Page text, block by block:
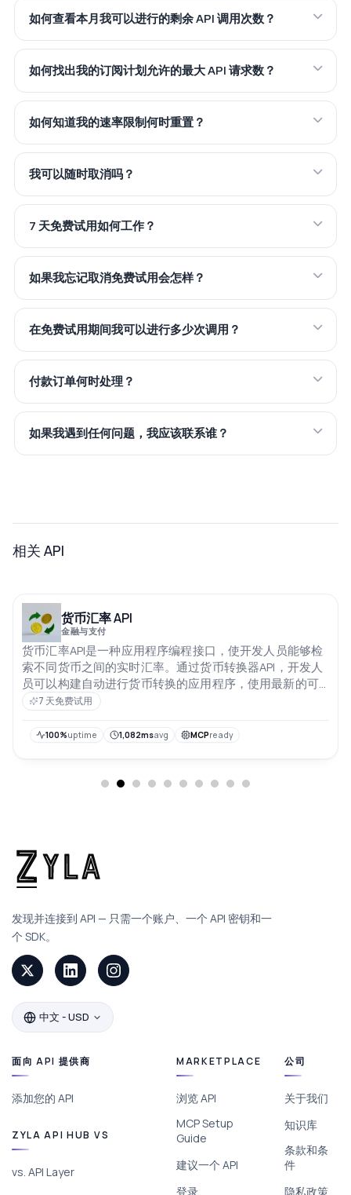
如何查看本月我可以进行的剩余 API 调用次数？
如何找出我的订阅计划允许的最大 API 请求数？
如何知道我的速率限制何时重置？
我可以随时取消吗？
7 天免费试用如何工作？
如果我忘记取消免费试用会怎样？
在免费试用期间我可以进行多少次调用？
付款订单何时处理？
如果我遇到任何问题，我应该联系谁？
相关 API
货币汇率 API
金融与支付
货币汇率API是一种应用程序编程接口，使开发人员能够检
索不同货币之间的实时汇率。通过货币转换器API，开发人
员可以构建自动进行货币转换的应用程序，使用最新的可
用汇率7 天免费试用
100%uptime 1,082msavg MCPready
发现并连接到 API — 只需一个账户、一个 API 密钥和一
个 SDK。
中文 - USD
面向 API 提供商
添加您的 API
ZYLA API HUB VS
vs. API Layer
MARKETPLACE
浏览 API
MCP Setup
Guide
建议一个 API
登录
公司
关于我们
知识库
条款和条
件
隐私政策